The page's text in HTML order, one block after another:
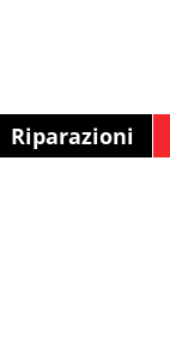
Riparazioni